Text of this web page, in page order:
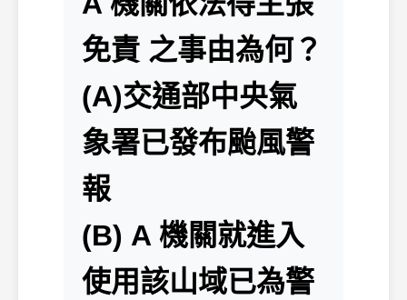
免責 之事由為何？
(A)交通部中央氣
象署已發布颱風警
報
(B) A 機關就進入
使用該山域已為警